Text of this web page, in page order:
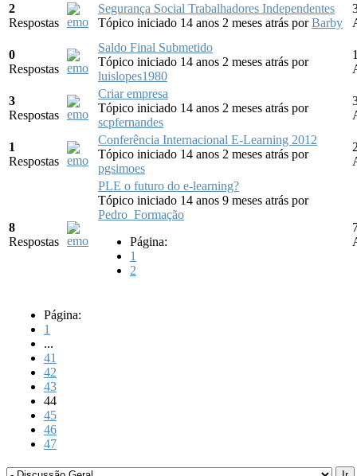
2
Respostas
Segurança Social Trabalhadores Independentes
Tópico iniciado 14 anos 2 meses atrás porBarby
0
Respostas
Saldo Final Submetido
Tópico iniciado 14 anos 2 meses atrás por
luislopes1980
3
Respostas
Criar empresa
Tópico iniciado 14 anos 2 meses atrás por
scpfernandes
1
Respostas
Conferência Internacional E-Learning 2012
Tópico iniciado 14 anos 2 meses atrás por
pgsimoes
8
Respostas
PLE o futuro do e-learning?
Tópico iniciado 14 anos 9 meses atrás por
Pedro_Formação
Página:
1
2
Página:
1
...
41
42
43
44
45
46
47